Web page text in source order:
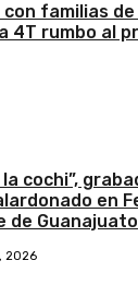
familias
4T rumbo al
cochi”,
en
de Guanajuato
2026